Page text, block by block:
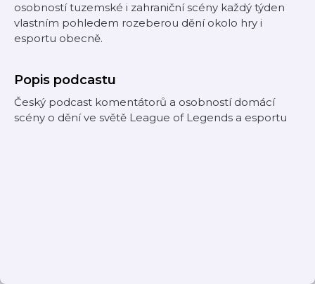
osobností tuzemské i zahraniční scény každý týden
vlastním pohledem rozeberou dění okolo hry i
esportu obecně.
Popis podcastu
Český podcast komentátorů a osobností domácí
scény o dění ve světě League of Legends a esportu